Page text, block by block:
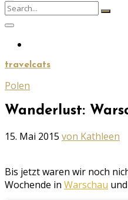
Search
Search
travelcats
Polen
Wanderlust:
Geschrieben
15. Mai 2015 von Kathleen
Bis jetzt waren wir noch
Wochende in Warschau